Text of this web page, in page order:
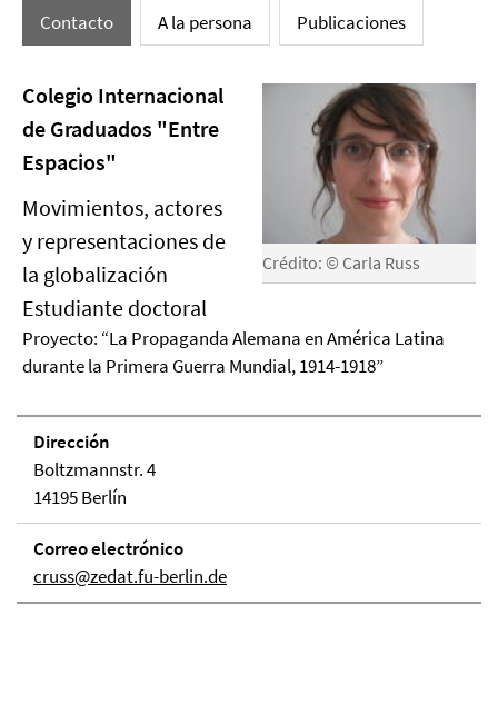
Contacto A la persona Publicaciones
Crédito: © Carla Russ
Colegio Internacional
de Graduados "Entre
Espacios"
Movimientos, actores
y representaciones de
la globalización
Estudiante doctoral
Proyecto: “La Propaganda Alemana en América Latina
durante la Primera Guerra Mundial, 1914-1918”
Dirección
Boltzmannstr. 4
14195 Berlín
Correo electrónico
cruss@zedat.fu-berlin.de